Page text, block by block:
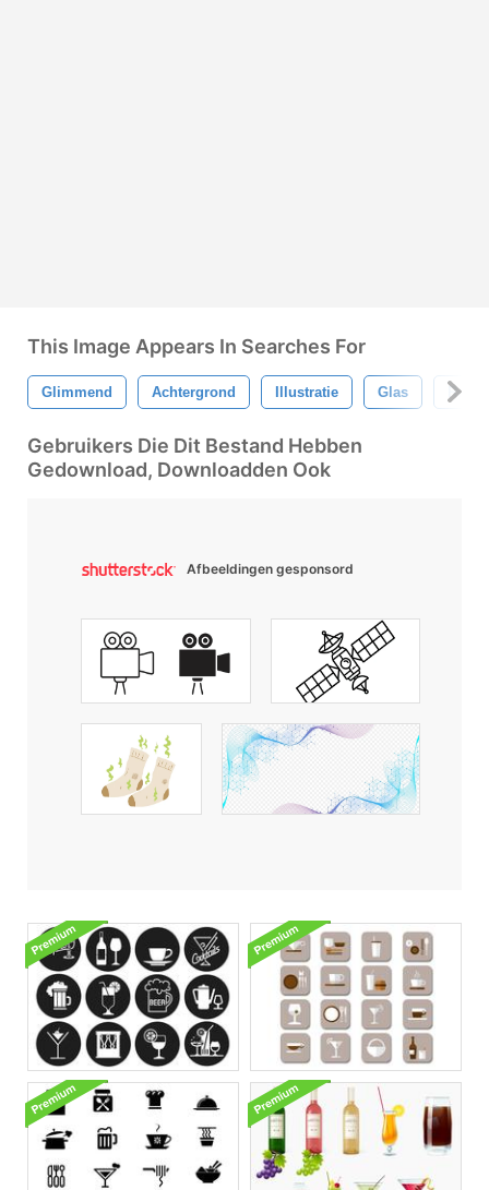
This Image Appears In Searches For
Glimmend Achtergrond Illustratie Glas Reeks
Gebruikers Die Dit Bestand Hebben
Gedownload, Downloadden Ook
Afbeeldingen gesponsord